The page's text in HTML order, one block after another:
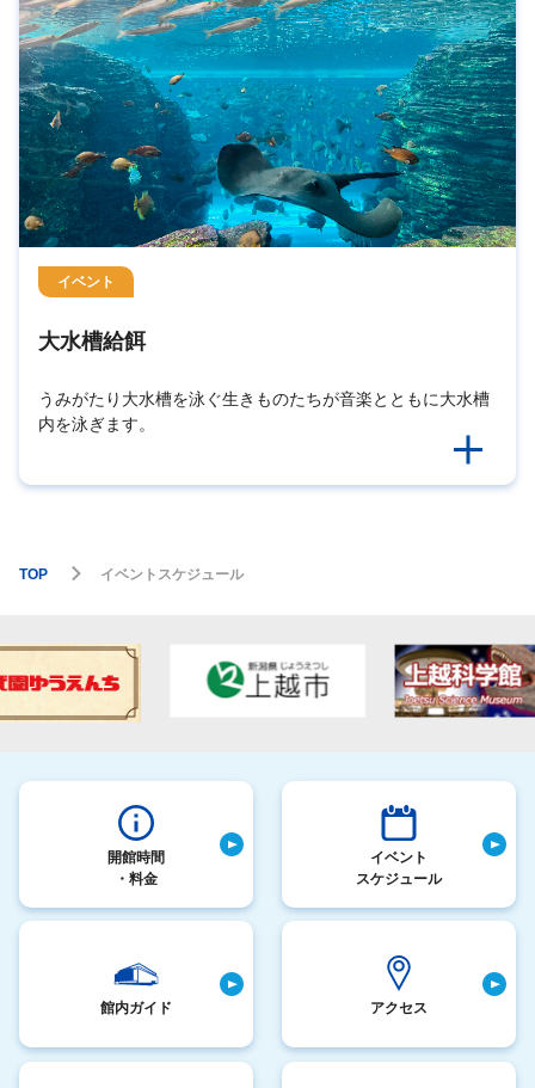
イベント
大水槽給餌
うみがたり大水槽を泳ぐ生きものたちが音楽とともに大水槽
内を泳ぎます。
TOP イベントスケジュール
開館時間
・料金
イベント
スケジュール
館内ガイド アクセス